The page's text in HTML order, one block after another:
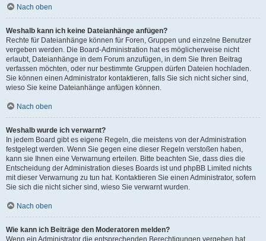
Nach oben
Weshalb kann ich keine Dateianhänge anfügen?
Rechte für Dateianhänge können für Foren, Gruppen und einzelne Benutzer
vergeben werden. Die Board-Administration hat es möglicherweise nicht
erlaubt, Dateianhänge in dem Forum anzufügen, in dem Sie Ihren Beitrag
verfassen möchten, oder nur bestimmte Gruppen dürfen Dateien hochladen.
Sie können einen Administrator kontaktieren, falls Sie sich nicht sicher sind,
wieso Sie keine Dateianhänge anfügen können.
Nach oben
Weshalb wurde ich verwarnt?
In jedem Board gibt es eigene Regeln, die meistens von der Administration
festgelegt werden. Wenn Sie gegen eine dieser Regeln verstoßen haben,
kann sie Ihnen eine Verwarnung erteilen. Bitte beachten Sie, dass dies die
Entscheidung der Administration dieses Boards ist und phpBB Limited nichts
mit dieser Verwarnung zu tun hat. Kontaktieren Sie einen Administrator, sofern
Sie sich die nicht sicher sind, wieso Sie verwarnt wurden.
Nach oben
Wie kann ich Beiträge den Moderatoren melden?
Wenn ein Administrator die entsprechenden Berechtigungen vergeben hat,